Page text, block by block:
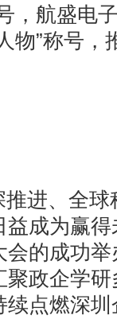
，航盛电
物”称号，
推进、全
成为赢
的成功
政企学
点燃深